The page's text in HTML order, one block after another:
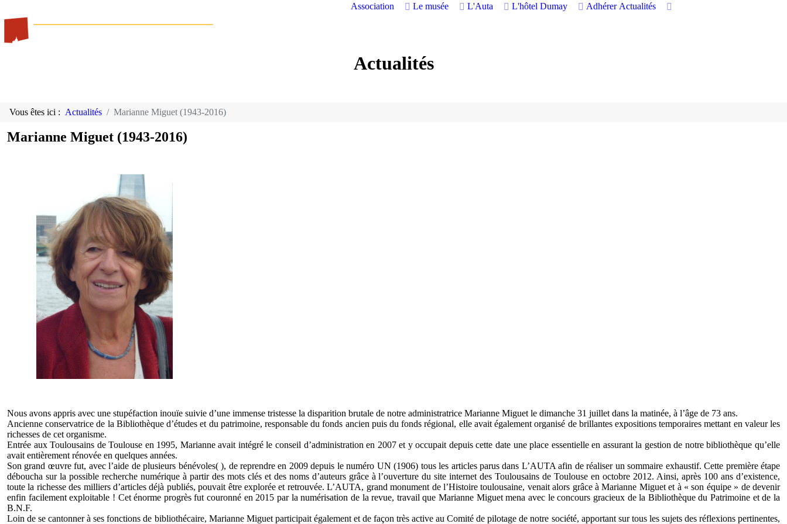
Association Le musée L'Auta L'hôtel Dumay Adhérer Actualités
Actualités
Vous êtes ici : Actualités Marianne Miguet (1943-2016)
Marianne Miguet (1943-2016)
Nous avons appris avec une stupéfaction inouïe suivie d’une immense tristesse la disparition brutale de notre administratrice Marianne Miguet le dimanche 31 juillet dans la matinée, à l’âge de 73 ans.
Ancienne conservatrice de la Bibliothèque d’études et du patrimoine, responsable du fonds ancien puis du fonds régional, elle avait également organisé de brillantes expositions temporaires mettant en valeur les
richesses de cet organisme.
Entrée aux Toulousains de Toulouse en 1995, Marianne avait intégré le conseil d’administration en 2007 et y occupait depuis cette date une place essentielle en assurant la gestion de notre bibliothèque qu’elle
avait entièrement rénovée en quelques années.
Son grand œuvre fut, avec l’aide de plusieurs bénévoles( ), de reprendre en 2009 depuis le numéro UN (1906) tous les articles parus dans L’AUTA afin de réaliser un sommaire exhaustif. Cette première étape
déboucha sur la possible recherche numérique à partir des mots clés et des noms d’auteurs grâce à l’ouverture du site internet des Toulousains de Toulouse en octobre 2012. Ainsi, après 100 ans d’existence,
toute la richesse des milliers d’articles déjà publiés, pouvait être explorée et retrouvée. L’AUTA, grand monument de l’Histoire toulousaine, venait alors grâce à Marianne Miguet et à « son équipe » de devenir
enfin facilement exploitable ! Cet énorme progrès fut couronné en 2015 par la numérisation de la revue, travail que Marianne Miguet mena avec le concours gracieux de la Bibliothèque du Patrimoine et de la
B.N.F.
Loin de se cantonner à ses fonctions de bibliothécaire, Marianne Miguet participait également et de façon très active au Comité de pilotage de notre société, apportant sur tous les sujets des réflexions pertinentes,